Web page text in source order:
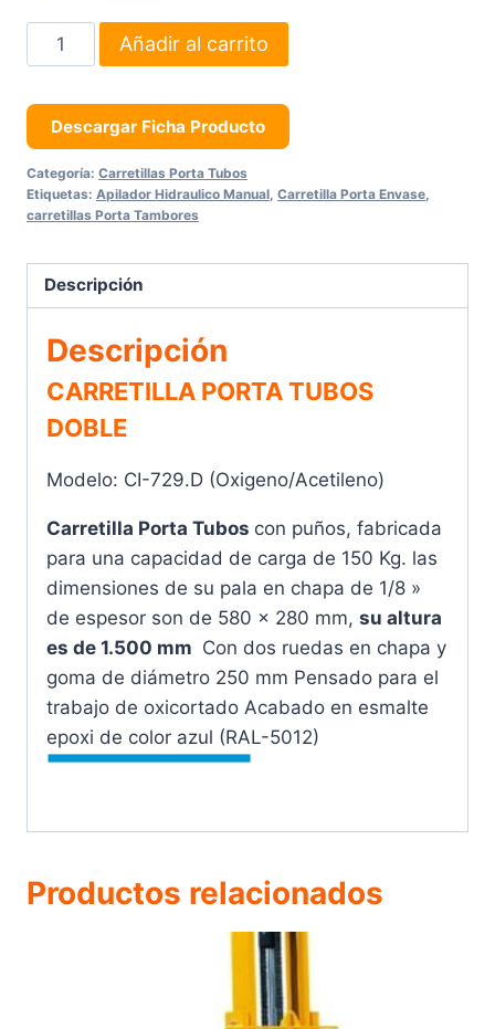
Carretilla
Porta
Doble
cantidad
Añadir al carrito
Descargar Ficha Producto
Categoría: Carretillas Porta Tubos
Etiquetas: Apilador Hidraulico Manual Carretilla Porta Envase
carretillas Porta Tambores
Descripción
Descripción
CARRETILLA PORTA TUBOS
DOBLE
Modelo: CI-729.D (Oxigeno/Acetileno)
Carretilla Porta Tubos con puños, fabricada
para una capacidad de carga de 150 Kg. las
dimensiones de su pala en chapa de 1/8 »
de espesor son de 580 x 280 mm, su altura
es de 1.500 mm Con dos ruedas en chapa y
goma de diámetro 250 mm Pensado para el
trabajo de oxicortado Acabado en esmalte
epoxi de color azul (RAL-5012)
Productos relacionados